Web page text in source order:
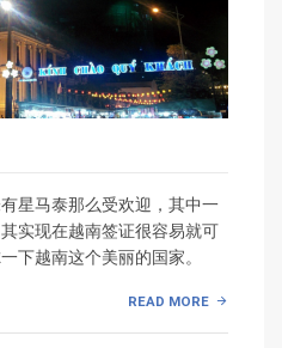
星马泰那么受欢迎，其中一
实现在越南签证很容易就可
下越南这个美丽的国家。
READ MORE